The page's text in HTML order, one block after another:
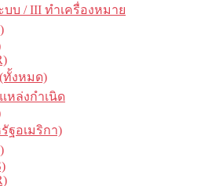
บ / III ทำเครื่องหมาย
(ทั้งหมด)
หล่งกำเนิด
ฐอเมริกา)